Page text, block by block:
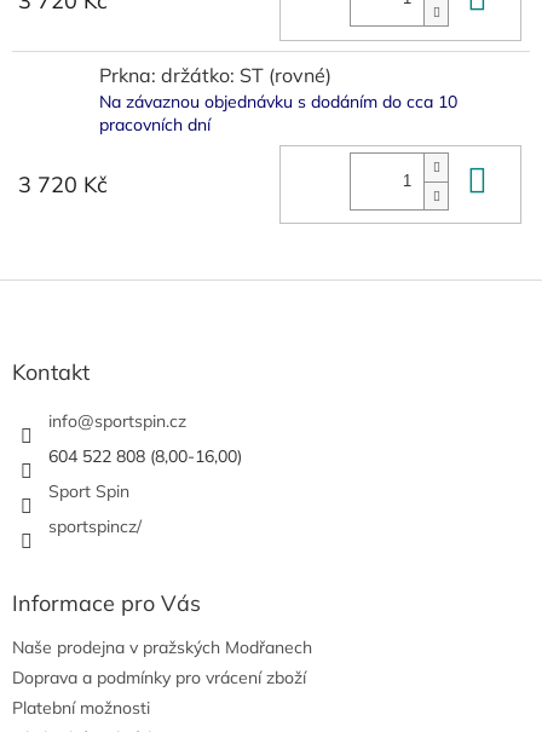
Prkna: držátko: ST (rovné)
Na závaznou objednávku s dodáním do cca 10
pracovních dní
3 720 Kč
Z
Kontakt
info@sportspin.cz
604 522 808 (8,00-16,00)
Sport Spin
sportspincz/
Informace pro Vás
Naše prodejna v pražských Modřanech
Doprava a podmínky pro vrácení zboží
Platební možnosti